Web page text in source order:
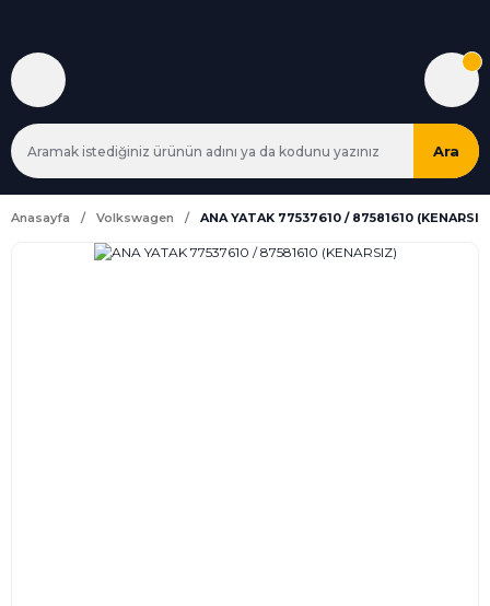
Ara
Anasayfa Volkswagen ANA YATAK 77537610 / 87581610